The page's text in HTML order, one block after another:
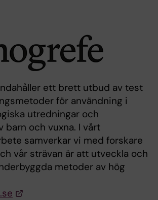
ett brett utbud av test
för användning i
utredningar och
barn och vuxna. I vårt
samverkar vi med forskare
vår strävan är att utveckla och
metoder av hög